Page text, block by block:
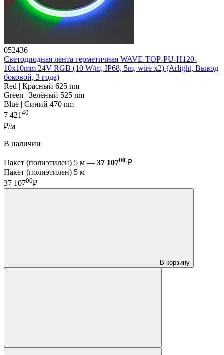
052436
Светодиодная лента герметичная WAVE-TOP-PU-H120-
10x10mm 24V RGB (10 W/m, IP68, 5m, wire x2) (Arlight, Вывод
боковой, 3 года)
Red | Красный 625 nm
Green | Зелёный 525 nm
Blue | Синий 470 nm
7 42140
₽/м
В наличии
Пакет (полиэтилен) 5 м — 37 10700 ₽
Пакет (полиэтилен) 5 м
37 10700₽
В корзину